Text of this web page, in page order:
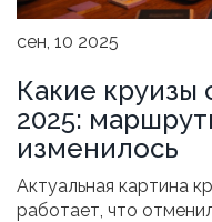
сен, 10 2025
Какие круизы
2025:
изменилось
Актуальная картина
работает, что